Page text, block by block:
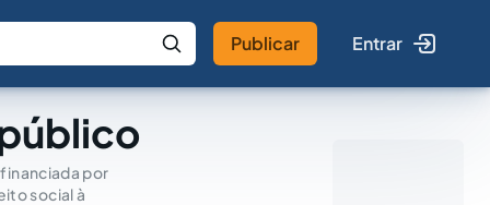
IA Buscar no Jus
Publicar Entrar
por
social à